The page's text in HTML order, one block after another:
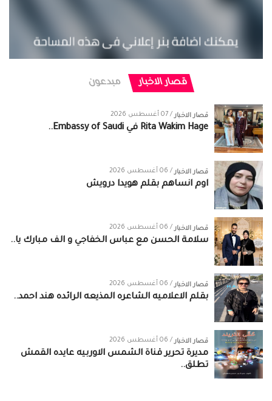
قصار الاخبار مبدعون
قصار الاخبار / 07 أغسطس 2026
قصار الاخبار / 06 أغسطس 2026
اوم انساهم بقلم هويدا درويش
قصار الاخبار / 06 أغسطس 2026
سلامة الحسن‏ مع ‏عباس الخفاجي‏ و‏ الف مبارك يا..
قصار الاخبار / 06 أغسطس 2026
بقلم الاعلاميه الشاعره المذيعه الرائده هند احمد..
قصار الاخبار / 06 أغسطس 2026
مديرة تحرير قناة الشمس الاوربيه عايده القمش
تطلق..